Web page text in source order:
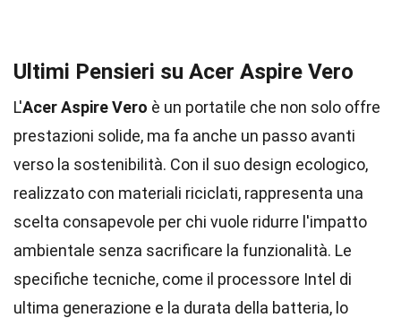
Ultimi Pensieri su Acer Aspire Vero
L'Acer Aspire Vero è un portatile che non solo offre
prestazioni solide, ma fa anche un passo avanti
verso la sostenibilità. Con il suo design ecologico,
realizzato con materiali riciclati, rappresenta una
scelta consapevole per chi vuole ridurre l'impatto
ambientale senza sacrificare la funzionalità. Le
specifiche tecniche, come il processore Intel di
ultima generazione e la durata della batteria, lo